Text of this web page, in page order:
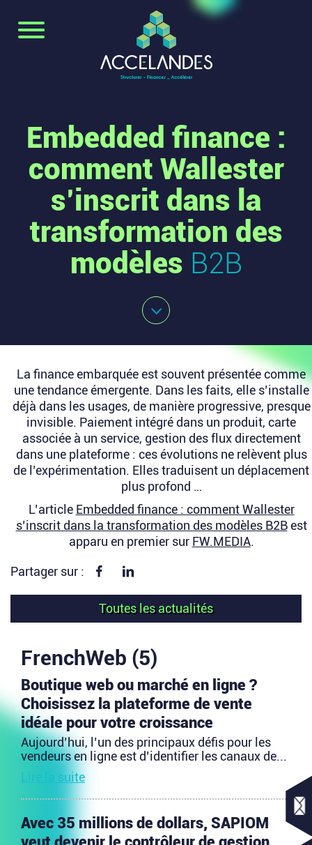
Embedded finance :
comment Wallester
s’inscrit dans la
transformation des
modèles B2B
La finance embarquée est souvent présentée comme
une tendance émergente. Dans les faits, elle s’installe
déjà dans les usages, de manière progressive, presque
invisible. Paiement intégré dans un produit, carte
associée à un service, gestion des flux directement
dans une plateforme : ces évolutions ne relèvent plus
de l’expérimentation. Elles traduisent un déplacement
plus profond …
L’article Embedded finance : comment Wallester
s’inscrit dans la transformation des modèles B2Best
apparu en premier sur FW.MEDIA.
Partager sur : Partager sur Facebook
Toutes les actualités
FrenchWeb (5)
Boutique web ou marché en ligne ?
Choisissez la plateforme de vente
idéale pour votre croissance
Aujourd’hui, l’un des principaux défis pour les
vendeurs en ligne est d’identifier les canaux de...
Lire la suite
Avec 35 millions de dollars, SAPIOM